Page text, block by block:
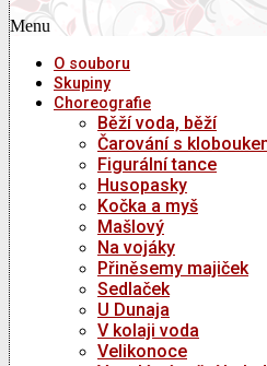
Menu
O souboru
Skupiny
Choreografie
Běží voda, běží
Čarování s
Figurální tance
Husopasky
Kočka a myš
Mašlový
Na vojáky
Přiněsemy majiček
Sedlaček
U Dunaja
V kolaji voda
Velikonoce